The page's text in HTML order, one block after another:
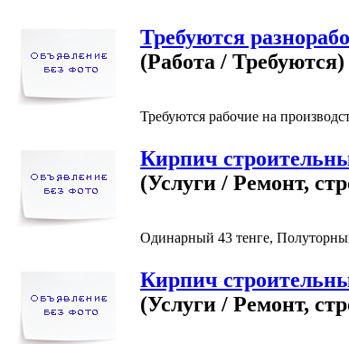
Требуются
(Работа / Требуются)
Требуются рабочие на
Кирпич
(Услуги / Ремонт,
Одинарный 43 тенге,
Кирпич
(Услуги / Ремонт,